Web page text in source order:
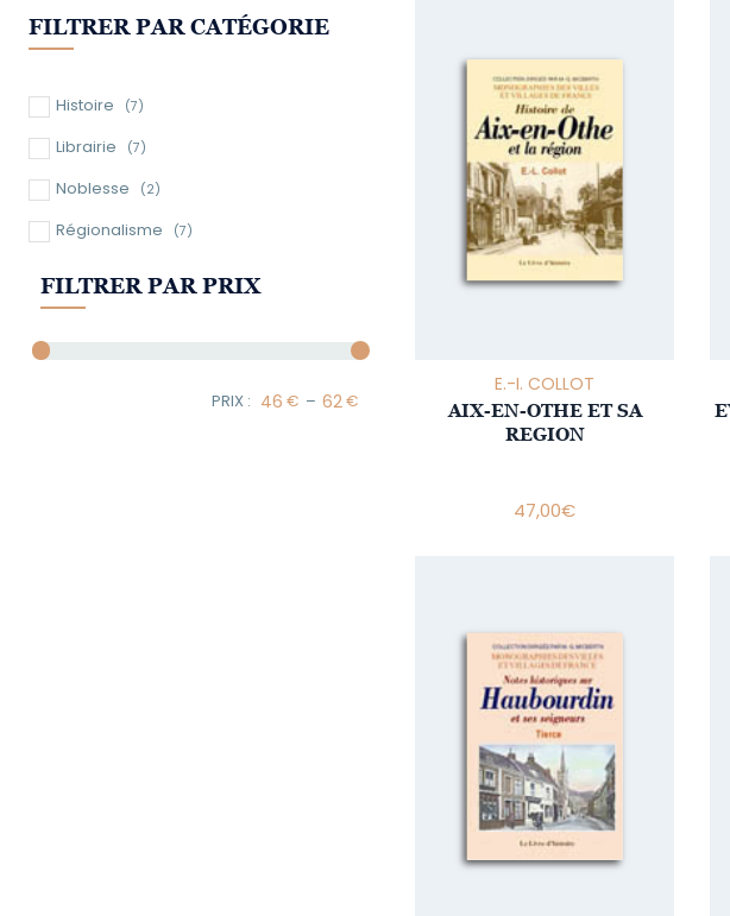
E.-I. COLLOT
AIX-EN-OTHE ET SA
REGION
47,00€
FILTRER PAR CATÉGORIE
Histoire (7)
Librairie (7)
Noblesse (2)
Régionalisme (7)
FILTRER PAR PRIX
Minimum Price
–
Maximum Price